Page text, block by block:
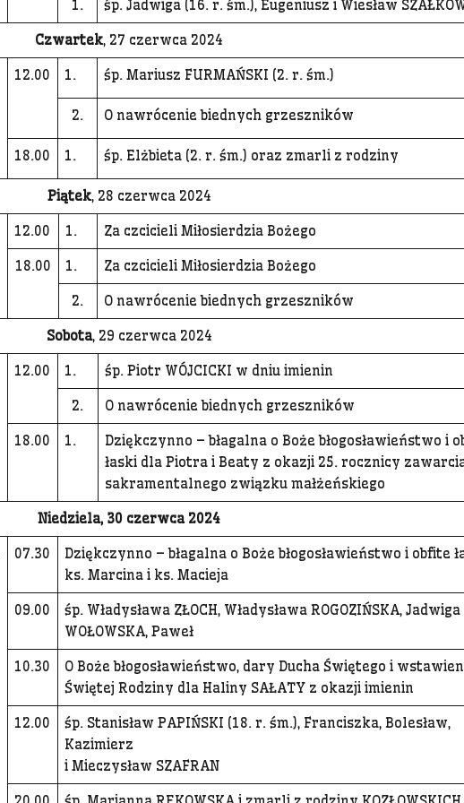
1. śp. Jadwiga (16. r. śm.), Eugeniusz i Wiesław
Czwartek, 27 czerwca 2024
12.00 1. śp. Mariusz FURMAŃSKI (2. r. śm.)
2. O nawrócenie biednych grzeszników
18.00 1. śp. Elżbieta (2. r. śm.) oraz zmarli z rodziny
Piątek, 28 czerwca 2024
12.00 1. Za czcicieli Miłosierdzia Bożego
18.00 1. Za czcicieli Miłosierdzia Bożego
2. O nawrócenie biednych grzeszników
Sobota, 29 czerwca 2024
12.00 1. śp. Piotr WÓJCICKI w dniu imienin
2. O nawrócenie biednych grzeszników
18.00 1.
Dziękczynno – błagalna o Boże błogosławieństwo i
łaski dla Piotra i Beaty z okazji 25. rocznicy
sakramentalnego związku małżeńskiego
Niedziela, 30 czerwca 2024
07.30
Dziękczynno – błagalna o Boże błogosławieństwo i obfite
ks. Marcina i ks. Macieja
09.00
śp. Władysława ZŁOCH, Władysława ROGOZIŃSKA, Jadwiga
WOŁOWSKA, Paweł
10.30
O Boże błogosławieństwo, dary Ducha Świętego i
Świętej Rodziny dla Haliny SAŁATY z okazji imienin
12.00
śp. Stanisław PAPIŃSKI (18. r. śm.), Franciszka, Bolesław,
Kazimierz
i Mieczysław SZAFRAN